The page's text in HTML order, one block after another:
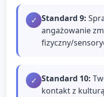
✓ Standard 9:
angażowanie
fizyczny/
✓ Standard 10:
kontakt z